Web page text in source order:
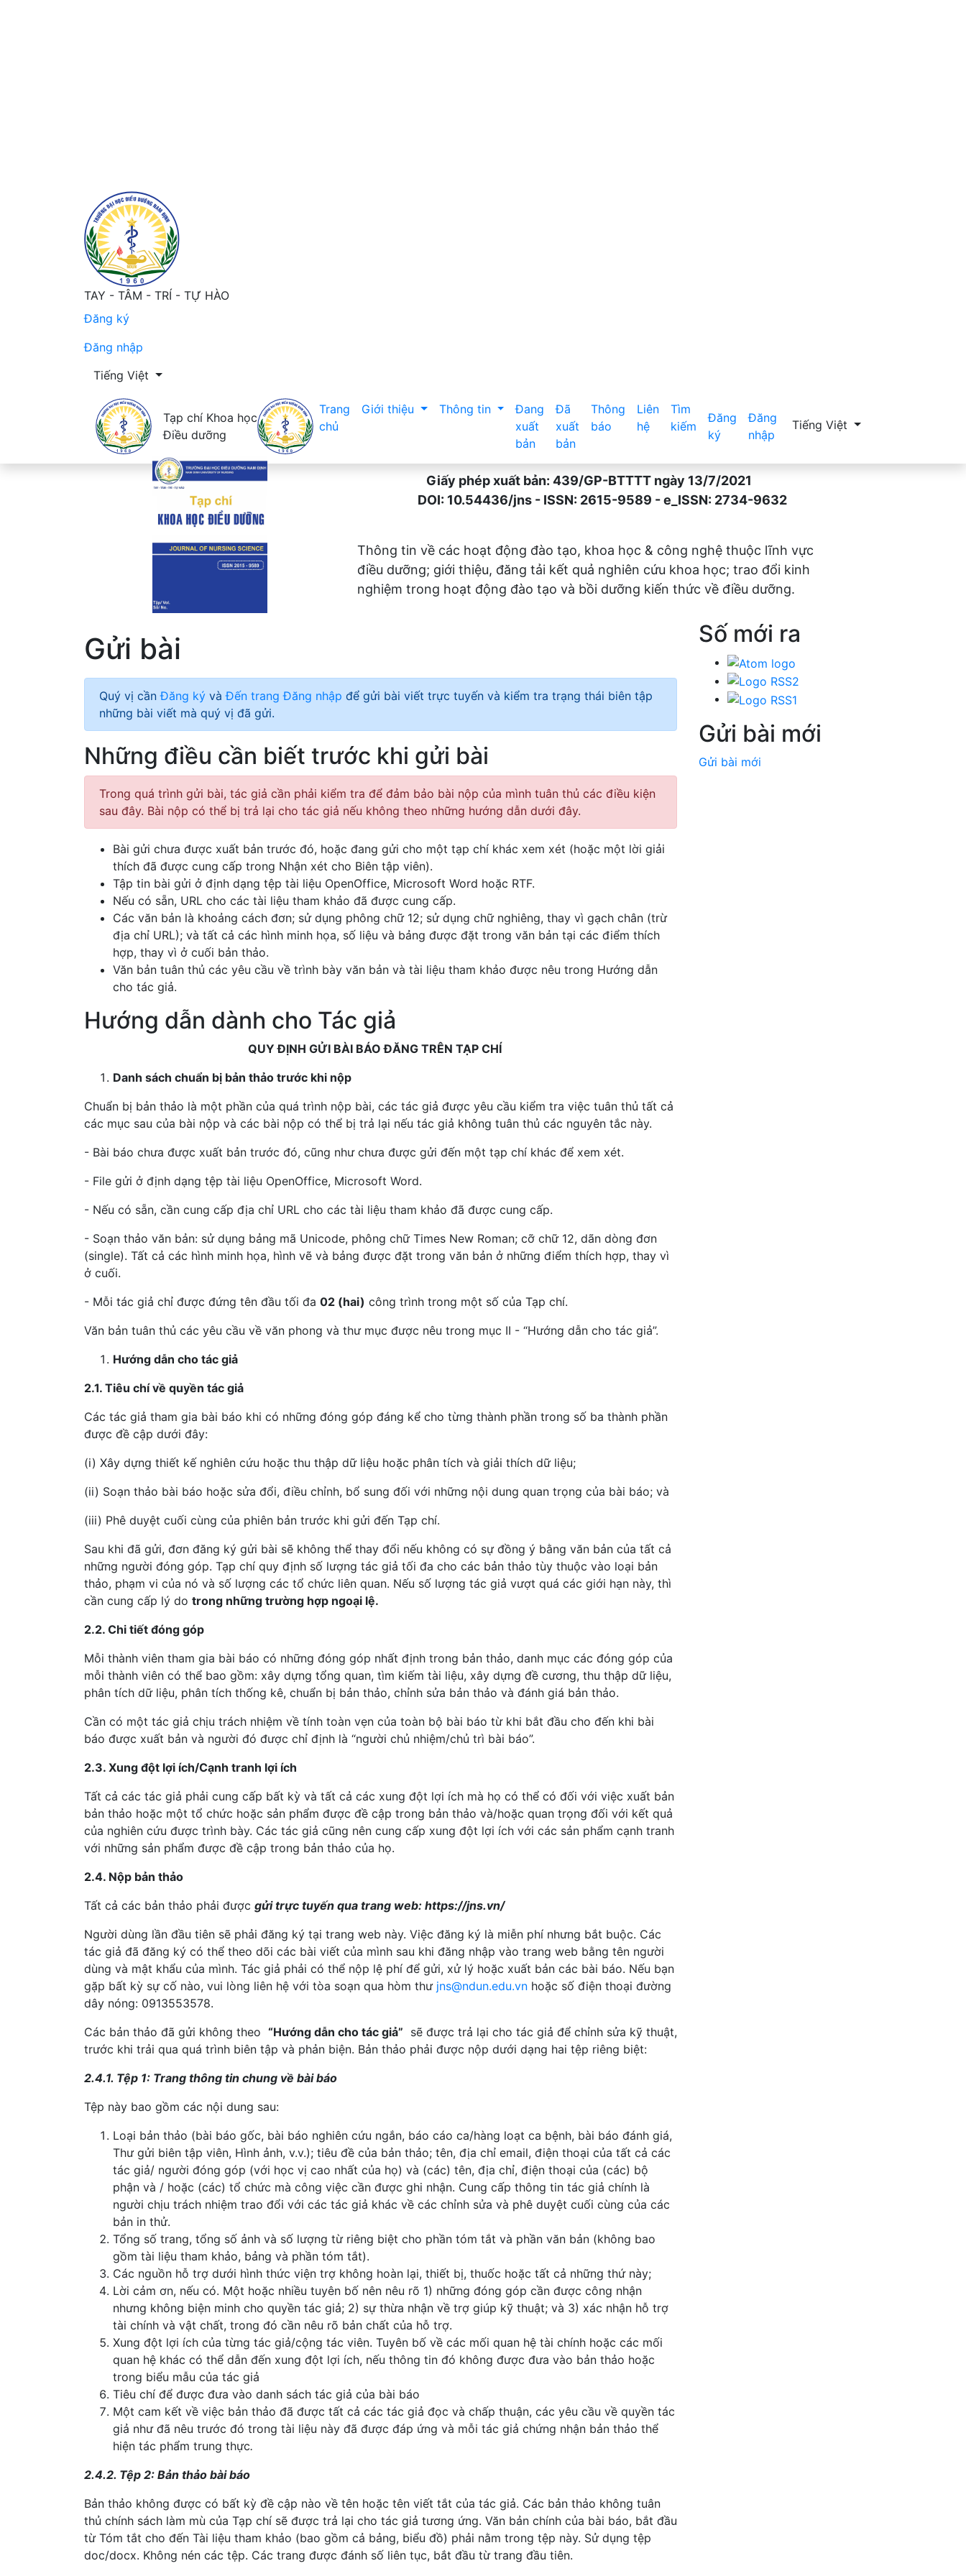
TAY - TÂM - TRÍ - TỰ HÀO
Đăng ký
Đăng nhập
Thay đổi ngôn ngữ. Ngôn ngữ hiện tại là:
Tiếng Việt
Tạp chí Khoa học
Điều dưỡng
Trang
chủ
Giới thiệu Thông tin
Đang
xuất
bản
Đã
xuất
bản
Thông
báo
Liên
hệ
Tìm
kiếm
Đăng
ký
Đăng
nhập
Thay đổi ngôn ngữ. Ngôn ngữ
Tiếng Việt
Giấy phép xuất bản: 439/GP-BTTTT ngày 13/7/2021
DOI: 10.54436/jns - ISSN: 2615-9589 - e_ISSN: 2734-9632
Thông tin về các hoạt động đào tạo, khoa học & công nghệ thuộc lĩnh vực
điều dưỡng; giới thiệu, đăng tải kết quả nghiên cứu khoa học; trao đổi kinh
nghiệm trong hoạt động đào tạo và bồi dưỡng kiến thức về điều dưỡng.
Gửi bài
Quý vị cầnĐăng ký vàĐến trang Đăng nhập để gửi bài viết trực tuyến và kiểm tra trạng thái biên tập
những bài viết mà quý vị đã gửi.
Những điều cần biết trước khi gửi bài
Trong quá trình gửi bài, tác giả cần phải kiểm tra để đảm bảo bài nộp của mình tuân thủ các điều kiện
sau đây. Bài nộp có thể bị trả lại cho tác giả nếu không theo những hướng dẫn dưới đây.
Bài gửi chưa được xuất bản trước đó, hoặc đang gửi cho một tạp chí khác xem xét (hoặc một lời giải
thích đã được cung cấp trong Nhận xét cho Biên tập viên).
Tập tin bài gửi ở định dạng tệp tài liệu OpenOffice, Microsoft Word hoặc RTF.
Nếu có sẵn, URL cho các tài liệu tham khảo đã được cung cấp.
Các văn bản là khoảng cách đơn; sử dụng phông chữ 12; sử dụng chữ nghiêng, thay vì gạch chân (trừ
địa chỉ URL); và tất cả các hình minh họa, số liệu và bảng được đặt trong văn bản tại các điểm thích
hợp, thay vì ở cuối bản thảo.
Văn bản tuân thủ các yêu cầu về trình bày văn bản và tài liệu tham khảo được nêu trong Hướng dẫn
cho tác giả.
Hướng dẫn dành cho Tác giả
QUY ĐỊNH GỬI BÀI BÁO ĐĂNG TRÊN TẠP CHÍ
Danh sách chuẩn bị bản thảo trước khi nộp
Chuẩn bị bản thảo là một phần của quá trình nộp bài, các tác giả được yêu cầu kiểm tra việc tuân thủ tất cả
các mục sau của bài nộp và các bài nộp có thể bị trả lại nếu tác giả không tuân thủ các nguyên tắc này.
- Bài báo chưa được xuất bản trước đó, cũng như chưa được gửi đến một tạp chí khác để xem xét.
- File gửi ở định dạng tệp tài liệu OpenOffice, Microsoft Word.
- Nếu có sẵn, cần cung cấp địa chỉ URL cho các tài liệu tham khảo đã được cung cấp.
- Soạn thảo văn bản: sử dụng bảng mã Unicode, phông chữ Times New Roman; cỡ chữ 12, dãn dòng đơn
(single). Tất cả các hình minh họa, hình vẽ và bảng được đặt trong văn bản ở những điểm thích hợp, thay vì
ở cuối.
- Mỗi tác giả chỉ được đứng tên đầu tối đa 02 (hai) công trình trong một số của Tạp chí.
Văn bản tuân thủ các yêu cầu về văn phong và thư mục được nêu trong mục II - “Hướng dẫn cho tác giả”.
Hướng dẫn cho tác giả
2.1. Tiêu chí về quyền tác giả
Các tác giả tham gia bài báo khi có những đóng góp đáng kể cho từng thành phần trong số ba thành phần
được đề cập dưới đây:
(i) Xây dựng thiết kế nghiên cứu hoặc thu thập dữ liệu hoặc phân tích và giải thích dữ liệu;
(ii) Soạn thảo bài báo hoặc sửa đổi, điều chỉnh, bổ sung đối với những nội dung quan trọng của bài báo; và
(iii) Phê duyệt cuối cùng của phiên bản trước khi gửi đến Tạp chí.
Sau khi đã gửi, đơn đăng ký gửi bài sẽ không thể thay đổi nếu không có sự đồng ý bằng văn bản của tất cả
những người đóng góp. Tạp chí quy định số lượng tác giả tối đa cho các bản thảo tùy thuộc vào loại bản
thảo, phạm vi của nó và số lượng các tổ chức liên quan. Nếu số lượng tác giả vượt quá các giới hạn này, thì
cần cung cấp lý do trong những trường hợp ngoại lệ.
2.2. Chi tiết đóng góp
Mỗi thành viên tham gia bài báo có những đóng góp nhất định trong bản thảo, danh mục các đóng góp của
mỗi thành viên có thể bao gồm: xây dựng tổng quan, tìm kiếm tài liệu, xây dựng đề cương, thu thập dữ liệu,
phân tích dữ liệu, phân tích thống kê, chuẩn bị bản thảo, chỉnh sửa bản thảo và đánh giá bản thảo.
Cần có một tác giả chịu trách nhiệm về tính toàn vẹn của toàn bộ bài báo từ khi bắt đầu cho đến khi bài
báo được xuất bản và người đó được chỉ định là “người chủ nhiệm/chủ trì bài báo”.
2.3. Xung đột lợi ích/Cạnh tranh lợi ích
Tất cả các tác giả phải cung cấp bất kỳ và tất cả các xung đột lợi ích mà họ có thể có đối với việc xuất bản
bản thảo hoặc một tổ chức hoặc sản phẩm được đề cập trong bản thảo và/hoặc quan trọng đối với kết quả
của nghiên cứu được trình bày. Các tác giả cũng nên cung cấp xung đột lợi ích với các sản phẩm cạnh tranh
với những sản phẩm được đề cập trong bản thảo của họ.
2.4. Nộp bản thảo
Tất cả các bản thảo phải được gửi trực tuyến qua trang web: https://jns.vn/
Người dùng lần đầu tiên sẽ phải đăng ký tại trang web này. Việc đăng ký là miễn phí nhưng bắt buộc. Các
tác giả đã đăng ký có thể theo dõi các bài viết của mình sau khi đăng nhập vào trang web bằng tên người
dùng và mật khẩu của mình. Tác giả phải có thể nộp lệ phí để gửi, xử lý hoặc xuất bản các bài báo. Nếu bạn
gặp bất kỳ sự cố nào, vui lòng liên hệ với tòa soạn qua hòm thư jns@ndun.edu.vn hoặc số điện thoại đường
dây nóng: 0913553578.
Các bản thảo đã gửi không theo “Hướng dẫn cho tác giả” sẽ được trả lại cho tác giả để chỉnh sửa kỹ thuật,
trước khi trải qua quá trình biên tập và phản biện. Bản thảo phải được nộp dưới dạng hai tệp riêng biệt:
2.4.1. Tệp 1: Trang thông tin chung về bài báo
Tệp này bao gồm các nội dung sau:
Loại bản thảo (bài báo gốc, bài báo nghiên cứu ngắn, báo cáo ca/hàng loạt ca bệnh, bài báo đánh giá,
Thư gửi biên tập viên, Hình ảnh, v.v.); tiêu đề của bản thảo; tên, địa chỉ email, điện thoại của tất cả các
tác giả/ người đóng góp (với học vị cao nhất của họ) và (các) tên, địa chỉ, điện thoại của (các) bộ
phận và / hoặc (các) tổ chức mà công việc cần được ghi nhận. Cung cấp thông tin tác giả chính là
người chịu trách nhiệm trao đổi với các tác giả khác về các chỉnh sửa và phê duyệt cuối cùng của các
bản in thử.
Tổng số trang, tổng số ảnh và số lượng từ riêng biệt cho phần tóm tắt và phần văn bản (không bao
gồm tài liệu tham khảo, bảng và phần tóm tắt).
Các nguồn hỗ trợ dưới hình thức viện trợ không hoàn lại, thiết bị, thuốc hoặc tất cả những thứ này;
Lời cảm ơn, nếu có. Một hoặc nhiều tuyên bố nên nêu rõ 1) những đóng góp cần được công nhận
nhưng không biện minh cho quyền tác giả; 2) sự thừa nhận về trợ giúp kỹ thuật; và 3) xác nhận hỗ trợ
tài chính và vật chất, trong đó cần nêu rõ bản chất của hỗ trợ.
Xung đột lợi ích của từng tác giả/cộng tác viên. Tuyên bố về các mối quan hệ tài chính hoặc các mối
quan hệ khác có thể dẫn đến xung đột lợi ích, nếu thông tin đó không được đưa vào bản thảo hoặc
trong biểu mẫu của tác giả
Tiêu chí để được đưa vào danh sách tác giả của bài báo
Một cam kết về việc bản thảo đã được tất cả các tác giả đọc và chấp thuận, các yêu cầu về quyền tác
giả như đã nêu trước đó trong tài liệu này đã được đáp ứng và mỗi tác giả chứng nhận bản thảo thể
hiện tác phẩm trung thực.
2.4.2. Tệp 2: Bản thảo bài báo
Bản thảo không được có bất kỳ đề cập nào về tên hoặc tên viết tắt của tác giả. Các bản thảo không tuân
thủ chính sách làm mù của Tạp chí sẽ được trả lại cho tác giả tương ứng. Văn bản chính của bài báo, bắt đầu
từ Tóm tắt cho đến Tài liệu tham khảo (bao gồm cả bảng, biểu đồ) phải nằm trong tệp này. Sử dụng tệp
doc/docx. Không nén các tệp. Các trang được đánh số liên tục, bắt đầu từ trang đầu tiên.
Số mới ra
Gửi bài mới
Gửi bài mới